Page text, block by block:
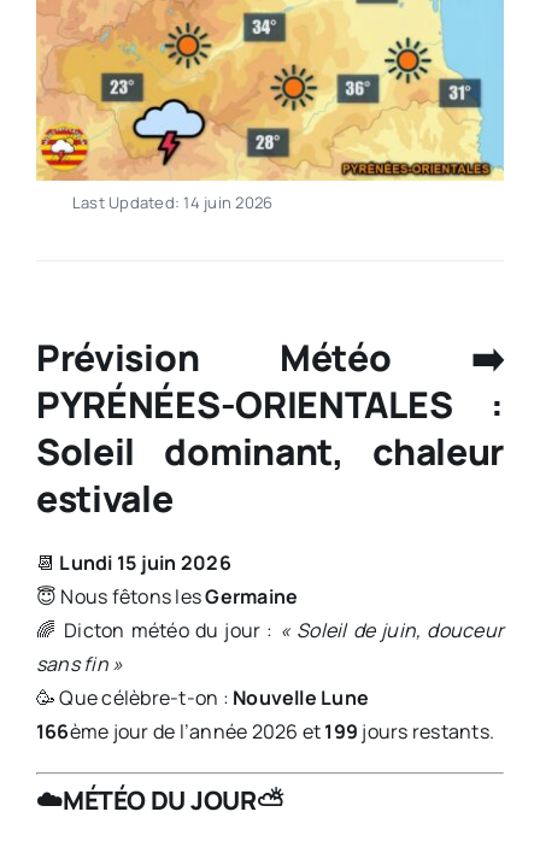
Last Updated: 14 juin 2026
Prévision Météo ➡️
PYRÉNÉES-ORIENTALES :
Soleil dominant, chaleur
estivale
📆 Lundi 15 juin 2026
😇 Nous fêtons lesGermaine
🌈 Dicton météo du jour : « Soleil de juin, douceur
sans fin »
🥳 Que célèbre-t-on : Nouvelle Lune
166ème jour de l’année 2026 et199 jours restants.
☁️MÉTÉO DU JOUR⛅️